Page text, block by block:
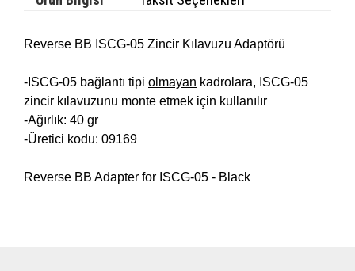
Reverse BB ISCG-05 Zincir Kılavuzu Adaptörü
-ISCG-05 bağlantı tipi olmayan kadrolara, ISCG-05
zincir kılavuzunu monte etmek için kullanılır
-Ağırlık: 40 gr
-Üretici kodu: 09169
Reverse BB Adapter for ISCG-05 - Black